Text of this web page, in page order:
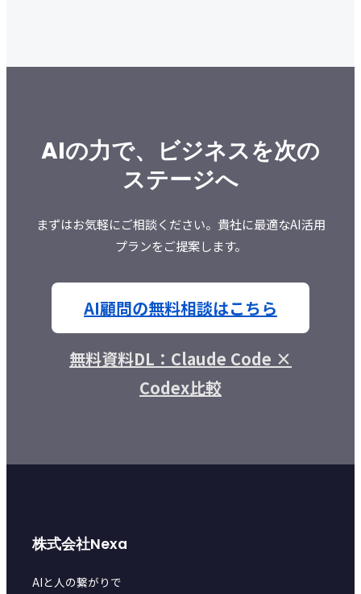
AIの力で、ビジネスを次の
ステージへ
まずはお気軽にご相談ください。貴社に最適なAI活用
プランをご提案します。
AI顧問の無料相談はこちら
無料資料DL：Claude Code ×
Codex比較
株式会社Nexa
AIと人の繋がりで